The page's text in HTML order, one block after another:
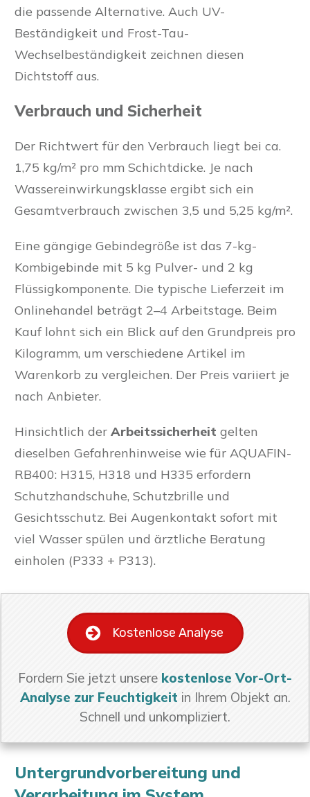
die passende Alternative. Auch UV-
Beständigkeit und Frost-Tau-
Wechselbeständigkeit zeichnen diesen
Dichtstoff aus.
Verbrauch und Sicherheit
Der Richtwert für den Verbrauch liegt bei ca.
1,75 kg/m² pro mm Schichtdicke. Je nach
Wassereinwirkungsklasse ergibt sich ein
Gesamtverbrauch zwischen 3,5 und 5,25 kg/m².
Eine gängige Gebindegröße ist das 7-kg-
Kombigebinde mit 5 kg Pulver- und 2 kg
Flüssigkomponente. Die typische Lieferzeit im
Onlinehandel beträgt 2–4 Arbeitstage. Beim
Kauf lohnt sich ein Blick auf den Grundpreis pro
Kilogramm, um verschiedene Artikel im
Warenkorb zu vergleichen. Der Preis variiert je
nach Anbieter.
Hinsichtlich der Arbeitssicherheit gelten
dieselben Gefahrenhinweise wie für AQUAFIN-
RB400: H315, H318 und H335 erfordern
Schutzhandschuhe, Schutzbrille und
Gesichtsschutz. Bei Augenkontakt sofort mit
viel Wasser spülen und ärztliche Beratung
einholen (P333 + P313).
Kostenlose Analyse
Fordern Sie jetzt unsere kostenlose Vor-Ort-
Analyse zur Feuchtigkeit in Ihrem Objekt an.
Schnell und unkompliziert.
Untergrundvorbereitung und